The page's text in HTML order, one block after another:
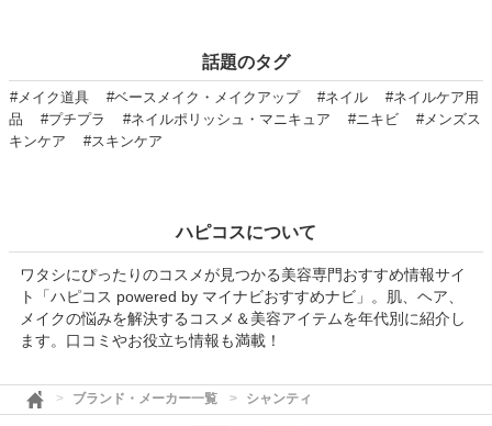
話題のタグ
#メイク道具 #ベースメイク・メイクアップ #ネイル
#ネイルケア用
品
#プチプラ #ネイルポリッシュ・マニキュア #ニキビ
#メンズス
キンケア
#スキンケア
ハピコスについて
ワタシにぴったりのコスメが見つかる美容専門おすすめ情報サイ
ト「ハピコス powered by マイナビおすすめナビ」。肌、ヘア、
メイクの悩みを解決するコスメ＆美容アイテムを年代別に紹介し
ます。口コミやお役立ち情報も満載！
ブランド・メーカー一覧 シャンティ